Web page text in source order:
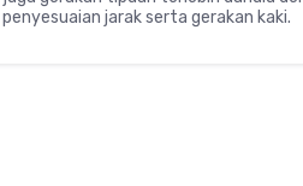
jarak serta gerakan kaki.